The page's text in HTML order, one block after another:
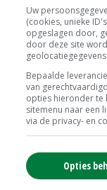
Uw
(cookies, unieke
opgeslagen door,
door deze site
Bepaalde
van
opties hieronder te
sitemenu naar een
via de privacy- en
Opties